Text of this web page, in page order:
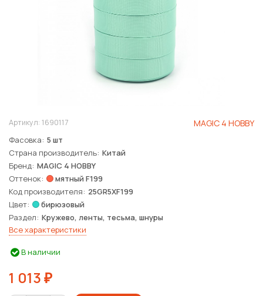
MAGIC 4 HOBBY
Артикул: 1690117
Фасовка 5 шт
Страна производитель Китай
Бренд MAGIC 4 HOBBY
Оттенок
мятный F199
Код производителя
25GR5XF199
Цвет
бирюзовый
Раздел Кружево, ленты, тесьма, шнуры
Все характеристики
В наличии
1 013 ₽